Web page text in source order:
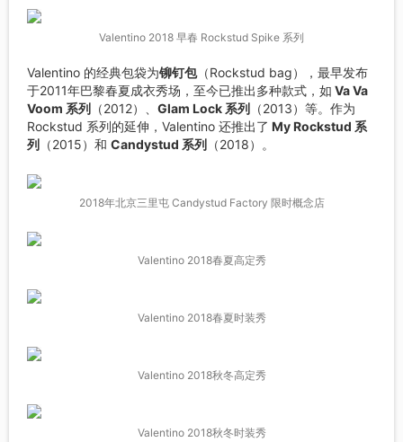
Valentino 2018 早春 Rockstud Spike 系列
Valentino 的经典包袋为铆钉包（Rockstud bag），最早发布
于2011年巴黎春夏成衣秀场，至今已推出多种款式，如 Va Va
Voom 系列 （2012）、 Glam Lock 系列 （2013）等。作为
Rockstud 系列的延伸，Valentino 还推出了 My Rockstud 系
列 （2015）和 Candystud 系列 （2018）。
2018年北京三里屯 Candystud Factory 限时概念店
Valentino 2018春夏高定秀
Valentino 2018春夏时装秀
Valentino 2018秋冬高定秀
Valentino 2018秋冬时装秀